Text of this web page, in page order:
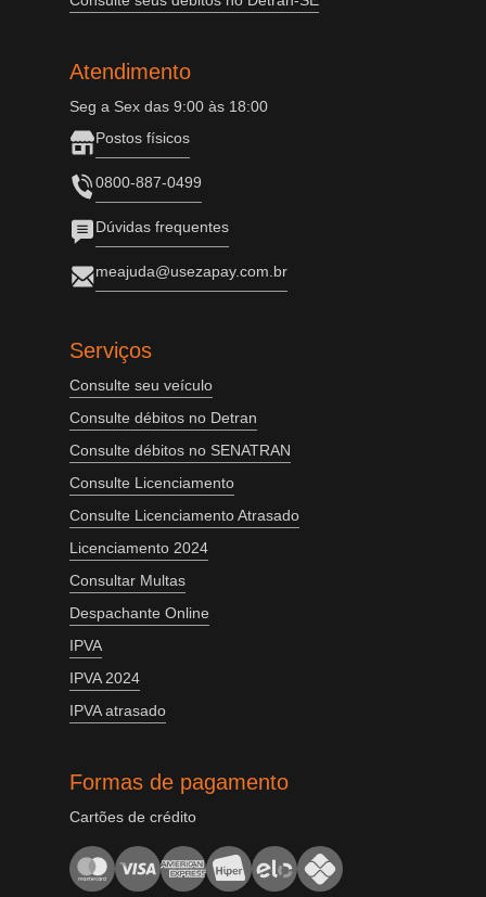
Atendimento
Seg a Sex das 9:00 às 18:00
Postos físicos
0800-887-0499
Dúvidas frequentes
meajuda@usezapay.com.br
Serviços
Consulte seu veículo
Consulte débitos no Detran
Consulte débitos no SENATRAN
Consulte Licenciamento
Consulte Licenciamento Atrasado
Licenciamento 2024
Consultar Multas
Despachante Online
IPVA
IPVA 2024
IPVA atrasado
Formas de pagamento
Cartões de crédito